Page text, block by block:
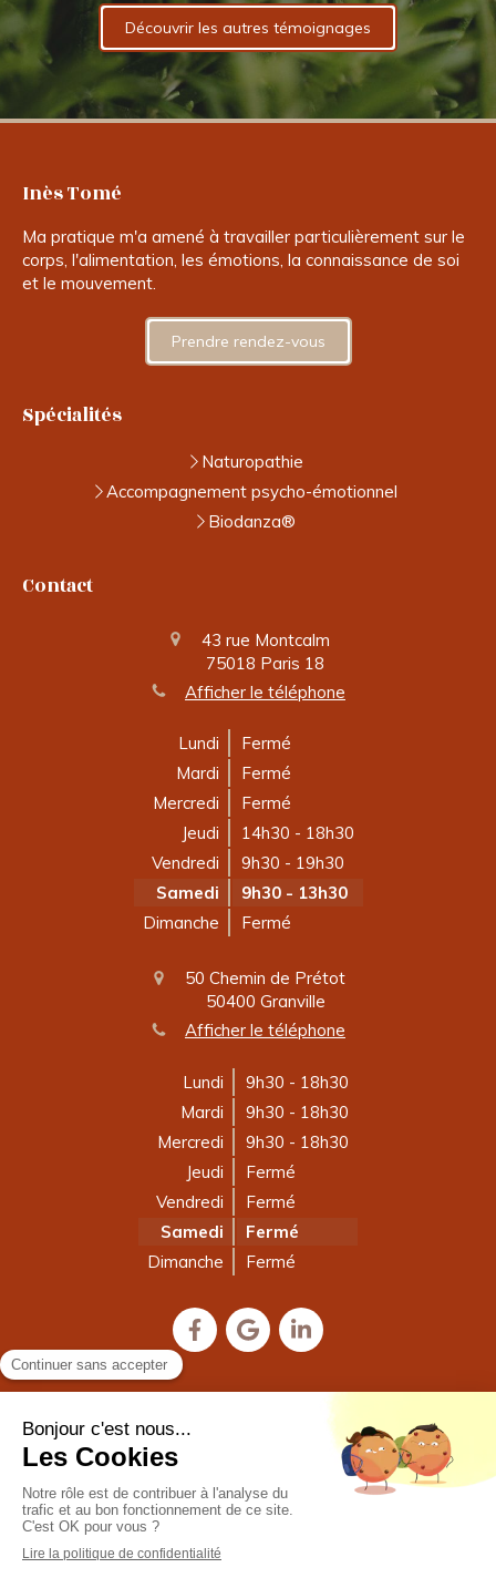
Découvrir les autres témoignages
Inès Tomé
Ma pratique m'a amené à travailler particulièrement sur le
corps, l'alimentation, les émotions, la connaissance de soi
et le mouvement.
Prendre rendez-vous
Spécialités
Naturopathie
Accompagnement psycho-émotionnel
Biodanza®
Contact
43 rue Montcalm
75018 Paris 18
Afficher le téléphone
Lundi
Fermé
Mardi
Fermé
Mercredi
Fermé
Jeudi
14h30 - 18h30
Vendredi
9h30 - 19h30
Samedi
9h30 - 13h30
Dimanche
Fermé
50 Chemin de Prétot
50400 Granville
Afficher le téléphone
Lundi
9h30 - 18h30
Mardi
9h30 - 18h30
Mercredi
9h30 - 18h30
Jeudi
Fermé
Vendredi
Fermé
Samedi
Fermé
Dimanche
Fermé
©2023 Inès Tomé - Naturopathie, Accompagnement
psycho-émotionnel, Biodanza®